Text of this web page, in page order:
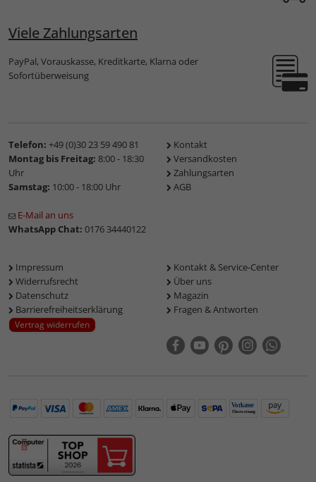
Viele Zahlungsarten
PayPal, Vorauskasse, Kreditkarte, Klarna oder
Sofortüberweisung
Telefon: +49 (0)30 23 59 490 81
Montag bis Freitag: 8:00 - 18:30
Uhr
Samstag: 10:00 - 18:00 Uhr
E-Mail an uns
WhatsApp Chat: 0176 34440122
Kontakt
Versandkosten
Zahlungsarten
AGB
Impressum
Widerrufsrecht
Datenschutz
Barrierefreiheitserklärung
Vertrag widerrufen
Kontakt & Service-Center
Über uns
Magazin
Fragen & Antworten